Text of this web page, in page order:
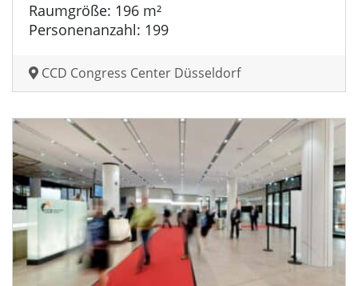
Raumgröße: 196 m²
Personenanzahl: 199
CCD Congress Center Düsseldorf